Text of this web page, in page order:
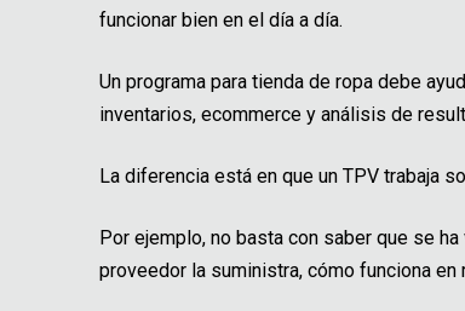
funcionar bien en el día a día.
Un programa para tienda de ropa debe
inventarios, ecommerce y análisis de
La diferencia está en que un TPV trabaja
Por ejemplo, no basta con saber que se
proveedor la suministra, cómo funciona